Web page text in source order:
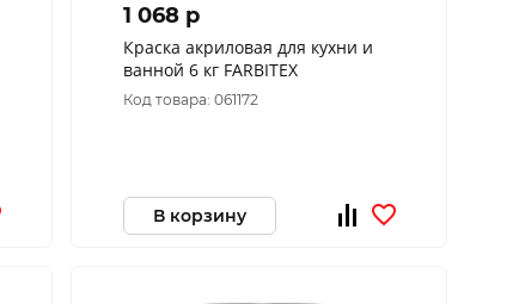
1 068 p
Краска акриловая для кухни и
ванной 6 кг FARBITEX
Код товара: 061172
В корзину